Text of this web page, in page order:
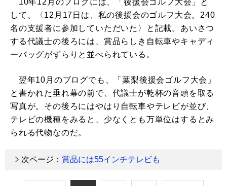
10年12月のブログには、「後援会ゴルフ大会」と
して、〈12月17日は、私の後援会のゴルフ大会。240
名の支援者に参加していただいた〉と記載。あいさつ
する代議士の後ろには、賞品らしき自転車やキャディ
ーバッグがずらりと並べられている。
翌年10月のブログでも、「葉梨後援会ゴルフ大会」
と書かれた垂れ幕の前で、代議士が乾杯の音頭を取る
写真が。その後ろにはやはり自転車やテレビが並び、
テレビの機種をみると、少なくとも万単位はするとみ
られる代物なのだ。
次ページ： 賞品には55インチテレビも